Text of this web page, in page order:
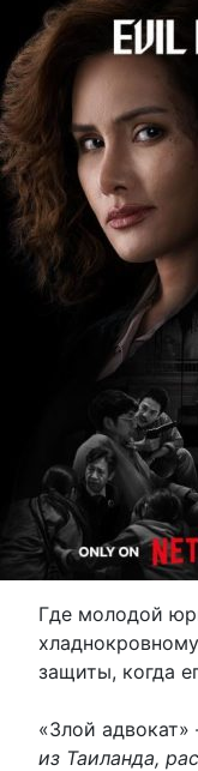
Где молодой
защиты, когда
«Злой адвокат»
из Таиланда,